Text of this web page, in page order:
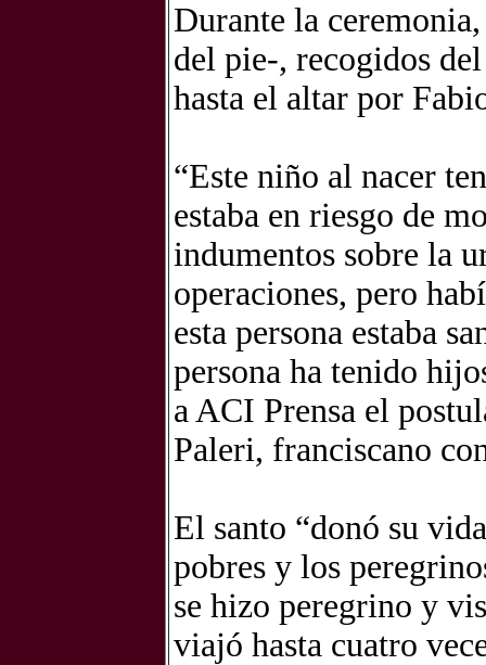
Durante la
del pie-, recogidos
hasta el altar por
“Este niño al nacer
estaba en riesgo de
indumentos sobre la
operaciones, pero
esta persona estaba
persona ha tenido
a ACI Prensa el
Paleri, franciscano
El santo “donó su
pobres y los
se hizo peregrino y
viajó hasta cuatro